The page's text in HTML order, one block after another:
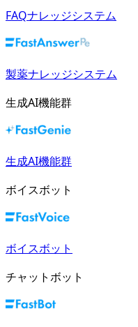
FAQナレッジシステム
製薬ナレッジシステム
生成AI機能群
生成AI機能群
ボイスボット
ボイスボット
チャットボット